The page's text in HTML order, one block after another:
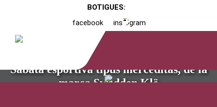
BOTIGUES:
facebook
instagram
Sabata esportiva tipus merceditas, de la
marca Swedden Klë